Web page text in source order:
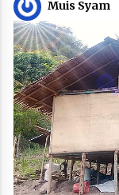
Muis Syam